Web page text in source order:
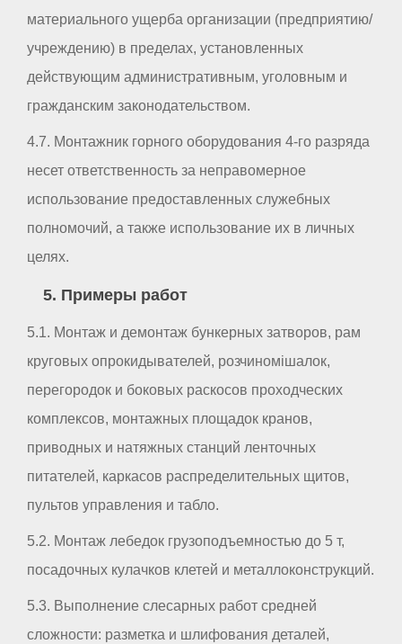
материального ущерба организации (предприятию/
учреждению) в пределах, установленных
действующим административным, уголовным и
гражданским законодательством.
4.7. Монтажник горного оборудования 4-го разряда
несет ответственность за неправомерное
использование предоставленных служебных
полномочий, а также использование их в личных
целях.
5. Примеры работ
5.1. Монтаж и демонтаж бункерных затворов, рам
круговых опрокидывателей, розчиномішалок,
перегородок и боковых раскосов проходческих
комплексов, монтажных площадок кранов,
приводных и натяжных станций ленточных
питателей, каркасов распределительных щитов,
пультов управления и табло.
5.2. Монтаж лебедок грузоподъемностью до 5 т,
посадочных кулачков клетей и металлоконструкций.
5.3. Выполнение слесарных работ средней
сложности: разметка и шлифования деталей,